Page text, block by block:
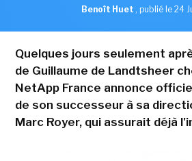
Benoît Huet , publié le 24
Quelques jours seulement
de Guillaume de Landtsheer
NetApp France annonce
de son successeur à sa
Marc Royer, qui assurait déjà